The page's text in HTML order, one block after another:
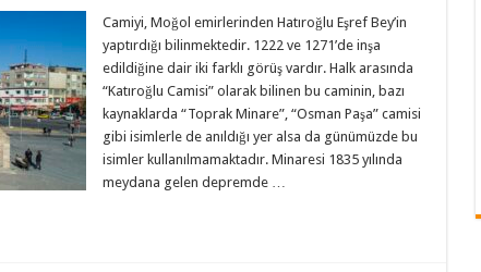
Camiyi, Moğol emirlerinden Hatıroğlu Eşref Bey’in
yaptırdığı bilinmektedir. 1222 ve 1271’de inşa
edildiğine dair iki farklı görüş vardır. Halk arasında
“Katıroğlu Camisi” olarak bilinen bu caminin, bazı
kaynaklarda “Toprak Minare”, “Osman Paşa” camisi
gibi isimlerle de anıldığı yer alsa da günümüzde bu
isimler kullanılmamaktadır. Minaresi 1835 yılında
meydana gelen depremde …